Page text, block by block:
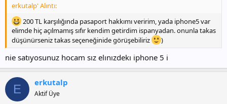
erkutalp' Alıntı:
200 TL karşılığında pasaport hakkımı veririm, yada iphone5 var
elimde hiç açılmamış sıfır kendim getirdim ispanyadan. onunla takas
düşünürseniz takas seçeneğinide görüşebiliriz
)
nie satıyosunuz hocam sız elınızdekı iphone 5 i
E erkutalp
Aktif Üye